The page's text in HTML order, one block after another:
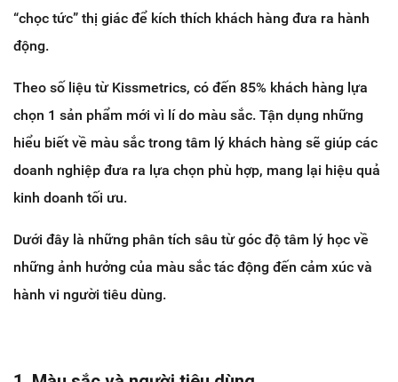
“chọc tức” thị giác để kích thích khách hàng đưa ra hành
động.
Theo số liệu từ Kissmetrics, có đến 85% khách hàng lựa
chọn 1 sản phẩm mới vì lí do màu sắc. Tận dụng những
hiểu biết về màu sắc trong tâm lý khách hàng sẽ giúp các
doanh nghiệp đưa ra lựa chọn phù hợp, mang lại hiệu quả
kinh doanh tối ưu.
Dưới đây là những phân tích sâu từ góc độ tâm lý học về
những ảnh hưởng của màu sắc tác động đến cảm xúc và
hành vi người tiêu dùng.